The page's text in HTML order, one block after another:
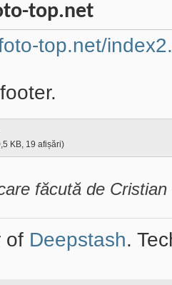
top.net
top.net/
KB, 19 afișări)
făcută de
of Deepstash.